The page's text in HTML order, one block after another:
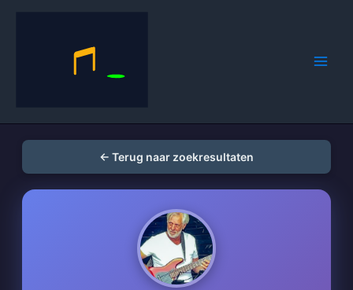
← Terug naar zoekresultaten